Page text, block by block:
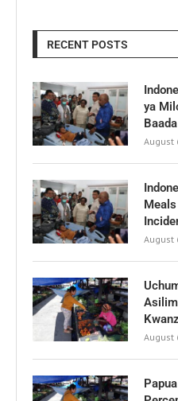
RECENT POSTS
ya
August
August
August